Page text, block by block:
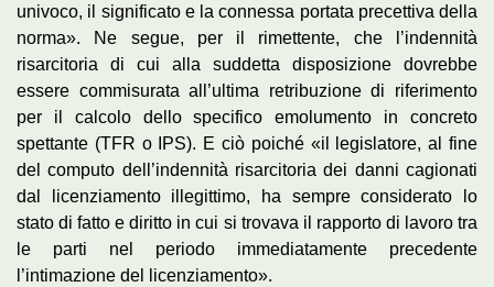
univoco, il significato e la connessa portata precettiva della
norma». Ne segue, per il rimettente, che l’indennità
risarcitoria di cui alla suddetta disposizione dovrebbe
essere commisurata all’ultima retribuzione di riferimento
per il calcolo dello specifico emolumento in concreto
spettante (TFR o IPS). E ciò poiché «il legislatore, al fine
del computo dell’indennità risarcitoria dei danni cagionati
dal licenziamento illegittimo, ha sempre considerato lo
stato di fatto e diritto in cui si trovava il rapporto di lavoro tra
le parti nel periodo immediatamente precedente
l’intimazione del licenziamento».